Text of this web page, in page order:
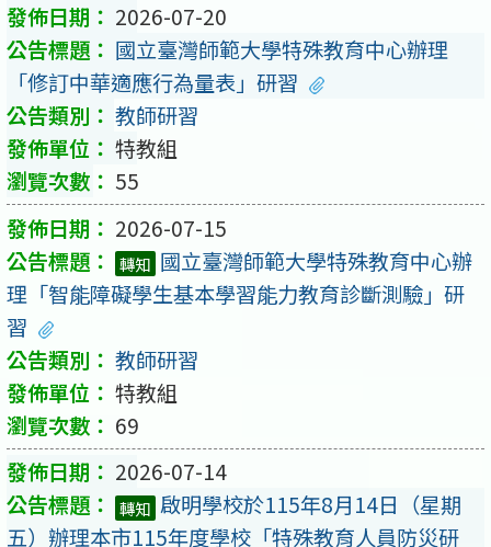
2026-07-20
國立臺灣師範大學特殊教育中心辦理
「修訂中華適應行為量表」研習
教師研習
特教組
55
2026-07-15
轉知 國立臺灣師範大學特殊教育中心辦
理「智能障礙學生基本學習能力教育診斷測驗」研
習
教師研習
特教組
69
2026-07-14
轉知 啟明學校於115年8月14日（星期
五）辦理本市115年度學校「特殊教育人員防災研